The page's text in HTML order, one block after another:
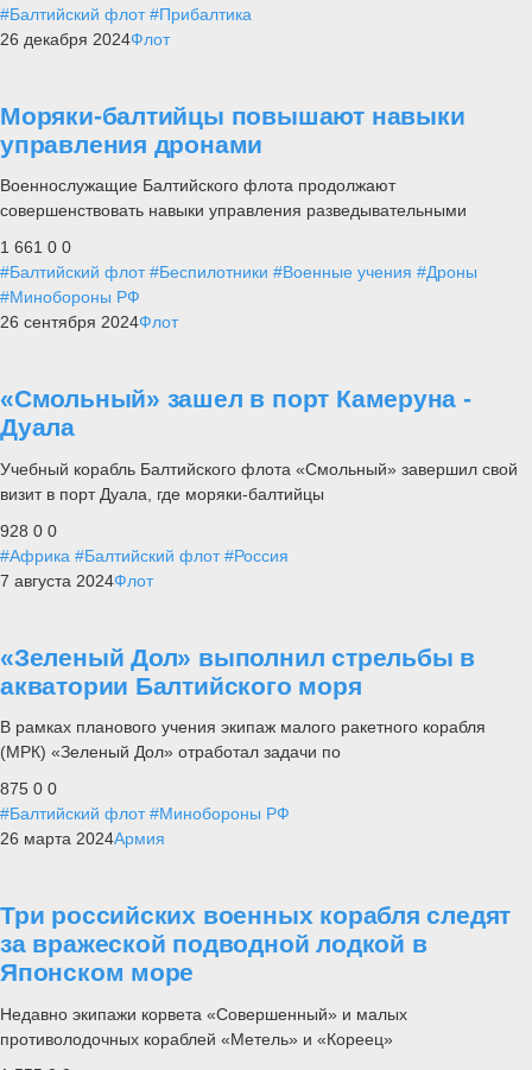
#Балтийский флот #Прибалтика
26 декабря 2024Флот
Моряки-балтийцы повышают навыки
управления дронами
Военнослужащие Балтийского флота продолжают
совершенствовать навыки управления разведывательными
1 661 0 0
#Балтийский флот #Беспилотники #Военные учения #Дроны
#Минобороны РФ
26 сентября 2024Флот
«Смольный» зашел в порт Камеруна -
Дуала
Учебный корабль Балтийского флота «Смольный» завершил свой
визит в порт Дуала, где моряки-балтийцы
928 0 0
#Африка #Балтийский флот #Россия
7 августа 2024Флот
«Зеленый Дол» выполнил стрельбы в
акватории Балтийского моря
В рамках планового учения экипаж малого ракетного корабля
(МРК) «Зеленый Дол» отработал задачи по
875 0 0
#Балтийский флот #Минобороны РФ
26 марта 2024Армия
Три российских военных корабля следят
за вражеской подводной лодкой в
Японском море
Недавно экипажи корвета «Совершенный» и малых
противолодочных кораблей «Метель» и «Кореец»